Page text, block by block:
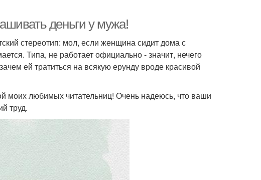
деньги у мужа!
стереотип: мол, если женщина сидит дома с
Типа, не работает официально - значит, нечего
ей тратиться на всякую ерунду вроде красивой
моих любимых читательниц! Очень надеюсь, что ваши
труд.